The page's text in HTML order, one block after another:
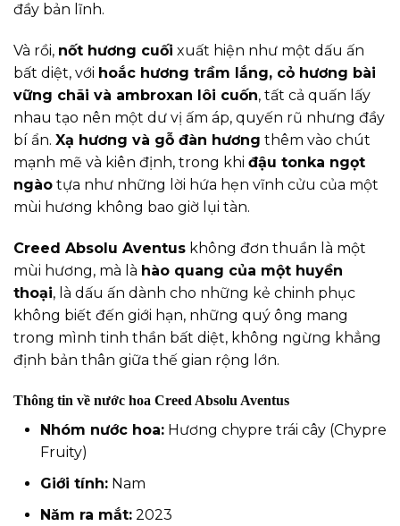
đầy bản lĩnh.
Và rồi, nốt hương cuối xuất hiện như một dấu ấn
bất diệt, với hoắc hương trầm lắng, cỏ hương bài
vững chãi và ambroxan lôi cuốn, tất cả quấn lấy
nhau tạo nên một dư vị ấm áp, quyến rũ nhưng đầy
bí ẩn. Xạ hương và gỗ đàn hương thêm vào chút
mạnh mẽ và kiên định, trong khi đậu tonka ngọt
ngào tựa như những lời hứa hẹn vĩnh cửu của một
mùi hương không bao giờ lụi tàn.
Creed Absolu Aventus không đơn thuần là một
mùi hương, mà là hào quang của một huyền
thoại, là dấu ấn dành cho những kẻ chinh phục
không biết đến giới hạn, những quý ông mang
trong mình tinh thần bất diệt, không ngừng khẳng
định bản thân giữa thế gian rộng lớn.
Thông tin về nước hoa Creed Absolu Aventus
Nhóm nước hoa: Hương chypre trái cây (Chypre
Fruity)
Giới tính: Nam
Năm ra mắt: 2023